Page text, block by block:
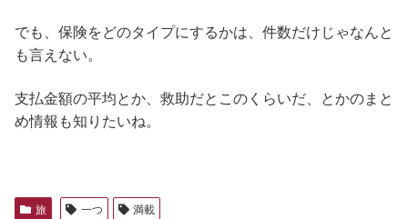
でも、保険をどのタイプにするかは、件数だけじゃなんと
も言えない。
支払金額の平均とか、救助だとこのくらいだ、とかのまと
め情報も知りたいね。
旅 一つ 満載